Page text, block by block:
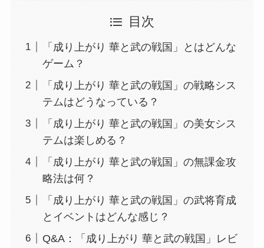
目次
「成り上がり 華と武の戦国」とはどんな
ゲーム？
「成り上がり 華と武の戦国」の戦略シス
テムはどうなっている？
「成り上がり 華と武の戦国」の美女シス
テムは楽しめる？
「成り上がり 華と武の戦国」の無課金攻
略法は何？
「成り上がり 華と武の戦国」の武将育成
とイベントはどんな感じ？
Q&A：「成り上がり 華と武の戦国」レビ